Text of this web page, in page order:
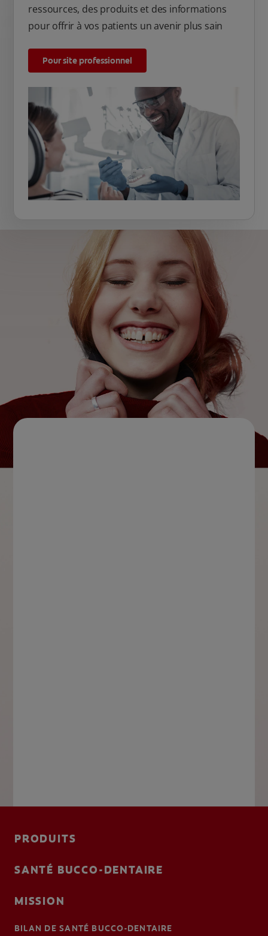
ressources, des produits et des informations
pour offrir à vos patients un avenir plus sain
Pour site professionnel
PRODUITS
SANTÉ BUCCO-DENTAIRE
MISSION
BILAN DE SANTÉ BUCCO-DENTAIRE